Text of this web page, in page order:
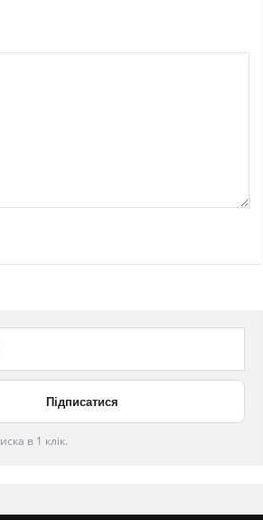
в 1 клік.